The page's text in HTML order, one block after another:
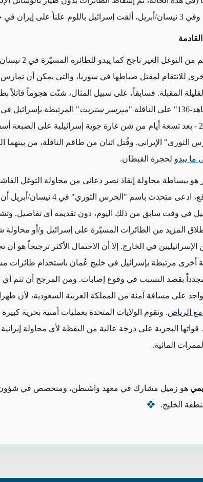
على إيران في حادثة 2 نيسان/أبريل.
الغير ناجح كما يبدو للطائرة المسيّرة في 2 نيسان/أبريل، إلّا أن إيران تملك
للانتقام لمقتل ضباطها في سوريا، والتي يمكن أن تمارس
المقبلة. فسابقاً، على سبيل المثال، شنّت هجوماً قاتلاً
"
ميرسر ستريت
- بعد تسعة أيام من شن غارة جوية إسرائيلية على
الثوري" الإيراني. وقُتل اثنان من طاقم الناقلة، من بينهما
ما يبدو لحجرة القبطان.
ادعى متحدث باسم "الحرس الثوري" في 4 نيسان/أبريل
في وقت سابق من ذلك اليوم، دونتقديمه أي تفاصيل.
المزيد من الطائرات المسيّرة على إسرائيل و/أو
الإسرائيليين في الخارج. إلا أن الاحتمال الأكثر ترجيحاً هو
أخرى مرتبطة بإسرائيل في خليج عُمان باستخدام طائرات
بقصد التسبب في وقوع إصابات. ومن المرجح أن تتم أي
على مسافة آمنة من المملكة العربية السعودية، لأن
مع الرياض. وتقوم الولايات المتحدة بعمليات أمنية بحرية
البحرية على درجة عالية من اليقظة لأي محاولة إيرانية
المائية.
هو زميل مشارك في معهد واشنطن، ومتخصص في شؤون
الخليج.